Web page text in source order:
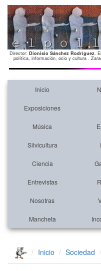
Director: Dionisio Sánchez Rodríguez.
política, información, ocio y cultura .
Inicio
Exposiciones
Música
Silvicultura
Ciencia
Entrevistas
Nosotras
Mancheta
Inicio Sociedad